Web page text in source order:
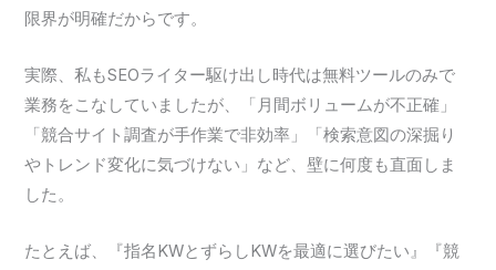
限界が明確だからです。
実際、私もSEOライター駆け出し時代は無料ツールのみで
業務をこなしていましたが、「月間ボリュームが不正確」
「競合サイト調査が手作業で非効率」「検索意図の深掘り
やトレンド変化に気づけない」など、壁に何度も直面しま
した。
たとえば、『指名KWとずらしKWを最適に選びたい』『競